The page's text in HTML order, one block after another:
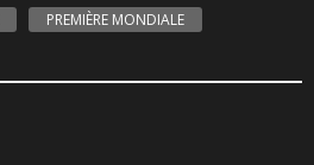
PREMIÈRE MONDIALE